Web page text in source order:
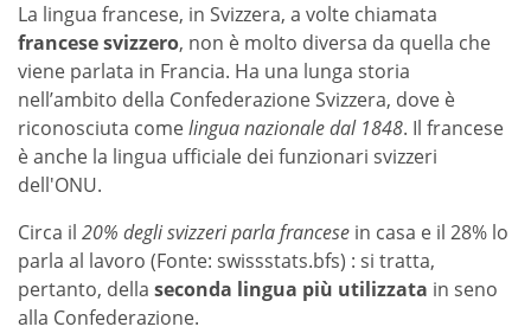
La lingua francese, in Svizzera, a volte chiamata
francese svizzero, non è molto diversa da quella che
viene parlata in Francia. Ha una lunga storia
nell’ambito della Confederazione Svizzera, dove è
riconosciuta comelingua nazionale dal 1848. Il francese
è anche la lingua ufficiale dei funzionari svizzeri
dell'ONU.
Circa il 20% degli svizzeri parla francese in casa e il 28% lo
parla al lavoro (Fonte: swissstats.bfs) : si tratta,
pertanto, della seconda lingua più utilizzata in seno
alla Confederazione.